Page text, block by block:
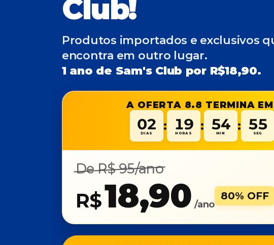
Club!
Produtos importados e exclusivos
encontra em outro lugar.
1 ano de Sam's Club por R$18,90.
A OFERTA 8.8 TERMINA
02
DIAS
: 19
HORAS
: 54
MIN
: 54
SEG
De R$ 95/ano
R$18,90 /ano
80% OFF